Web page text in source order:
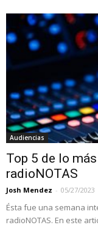
Audiencias
Top 5 de lo
radioNOTAS
Josh Mendez - 05/27/2023
Ésta fue una semana
radioNOTAS. En este